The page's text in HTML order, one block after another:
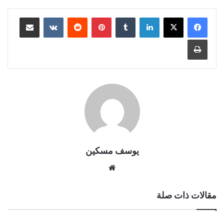
لينكدإن بينتيريست مشاركة عبر البريد
طباعة
يوسف مسكين
مقالات ذات صلة